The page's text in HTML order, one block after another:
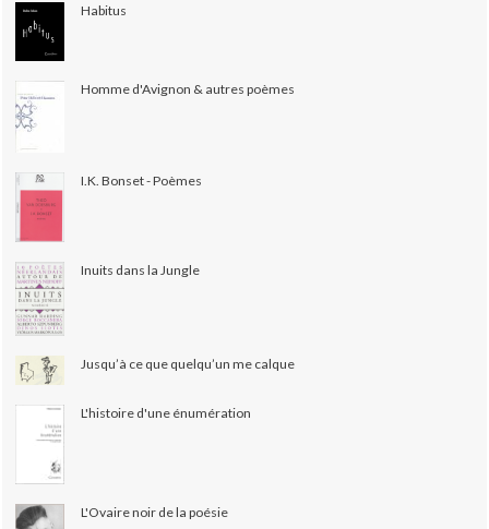
Habitus
Homme d'Avignon & autres poèmes
I.K. Bonset - Poèmes
Inuits dans la Jungle
Jusqu’à ce que quelqu’un me calque
L'histoire d'une énumération
L'Ovaire noir de la poésie